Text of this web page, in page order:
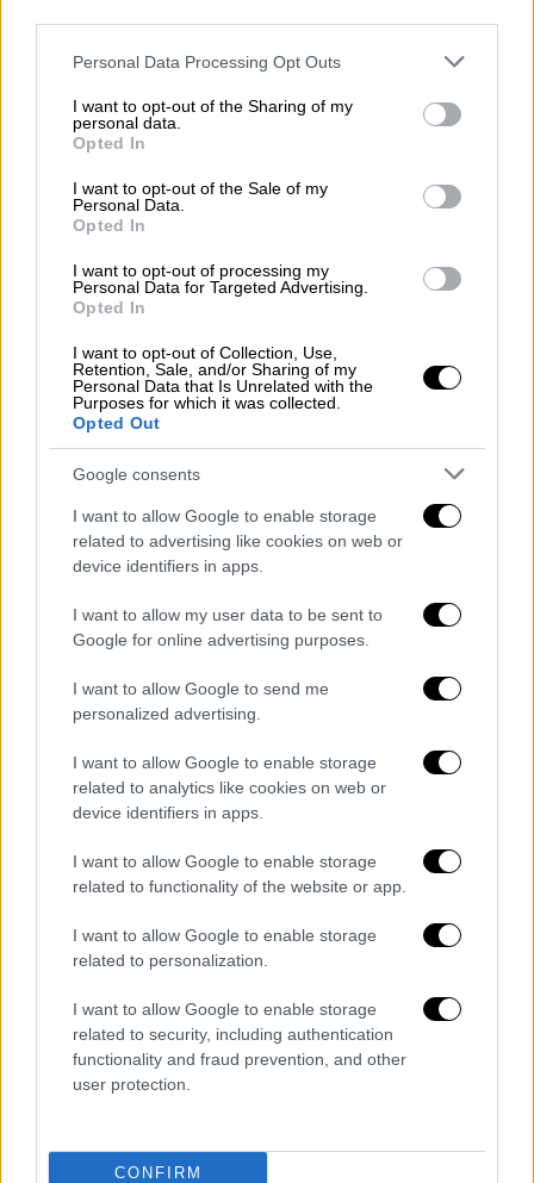
Please note that this website/app uses one or more Google
not limited to your visit or usage behaviour. You may click to
grant or deny consent to Google and its third-party tags to
use your data for below specified purposes in below Google
consent section.
Personal Data Processing Opt Outs
I want to opt-out of the Sharing of my
personal data.
Opted In
I want to opt-out of the Sale of my
Personal Data.
Opted In
I want to opt-out of processing my
Personal Data for Targeted Advertising.
Opted In
I want to opt-out of Collection, Use,
Retention, Sale, and/or Sharing of my
Personal Data that Is Unrelated with the
Purposes for which it was collected.
Opted Out
Google consents
I want to allow Google to enable storage
related to advertising like cookies on web or
device identifiers in apps.
I want to allow my user data to be sent to
Google for online advertising purposes.
I want to allow Google to send me
personalized advertising.
I want to allow Google to enable storage
related to analytics like cookies on web or
device identifiers in apps.
I want to allow Google to enable storage
related to functionality of the website or app.
I want to allow Google to enable storage
related to personalization.
I want to allow Google to enable storage
related to security, including authentication
functionality and fraud prevention, and other
user protection.
CONFIRM
Έγγραφα της Περιφέρειας Θεσσαλίας
προειδοποιούσαν για τον κίνδυνο από
τις δεξαμενές προπανίου
Σημαντικά ερωτήματα προκαλούν τα
έγγραφα τηςΠεριφέρειας Θεσσαλίαςπου
έρχονται στο φως της δημοσιότητας και
δείχνουν ότι ήδη από το 2020 είχαν
εντοπιστεί προβλήματα στη λειτουργία του
εργοστασίου
«Βιολάντα»
, σε σχέση με την
Σύμφωνα με τα σχετικά έγγραφα, η
Περιφέρειαείχε διαπιστώσει
συμβατότητα»ως προς την τοποθέτηση δύο
υπόγειων δεξαμενών προπανίου, από τις
οποίες φέρεται να διέρρευσε το αέριο που
προκάλεσε τηνέκρηξη.
από το 2020
πρώτο έγγραφο , με ημερομηνία το2020
αναφέρει ξεκάθαρα ότι η λειτουργία της
προβλεπόμενες αποστάσεις ασφαλείας για
τις δεξαμενές.